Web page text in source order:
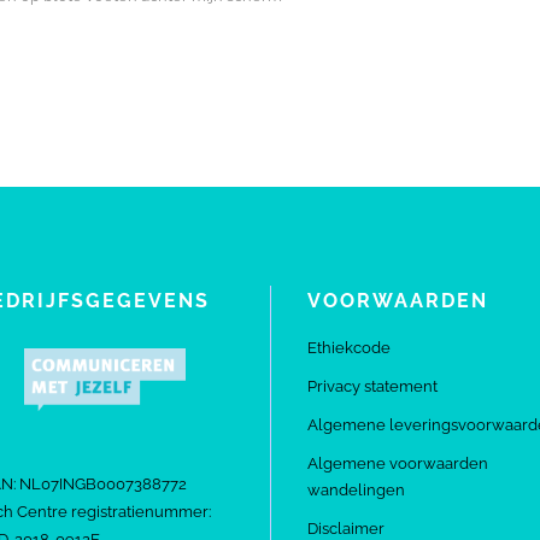
NL07INGB0007388772
Centre registratienummer:
VOORWAARDEN
Ethiekcode
Privacy statement
Algemene
Algemene voorwaarden
wandelingen
Disclaimer